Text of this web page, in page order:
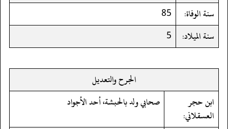
سنة الوفاة:
85
سنة الميلاد: 5
الجرح والتعديل
ابن حجر
العسقلاني:
صحابي ولد بالحبشة، أحد الأجواد